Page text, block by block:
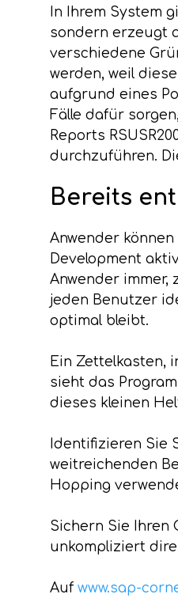
In Ihrem System
sondern erzeugt
verschiedene
werden, weil
aufgrund eines
Fälle dafür
Reports
durchzuführen.
Bereits
Anwender
Development
Anwender
jeden Benutzer
optimal bleibt.
Ein Zettelkasten,
sieht das
dieses kleinen
Identifizieren Sie
weitreichenden
Hopping
Sichern Sie Ihren
unkompliziert
Auf www.sap-